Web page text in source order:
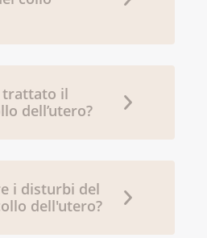
trattato il
dell’utero?
i disturbi del
dell'utero?